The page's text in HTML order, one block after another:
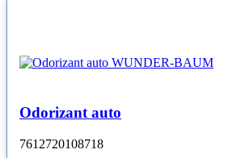
Odorizant auto
7612720108718